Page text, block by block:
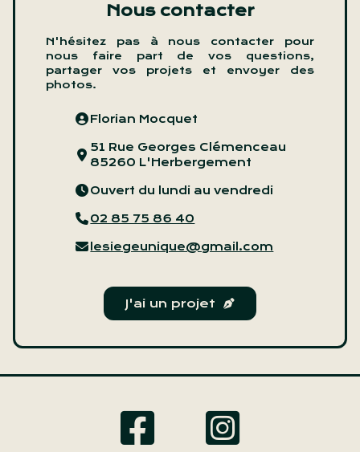
Nous contacter
N'hésitez pas à nous contacter pour
nous faire part de vos questions,
partager vos projets et envoyer des
photos.
Florian Mocquet
51 Rue Georges Clémenceau
85260 L'Herbergement
Ouvert du lundi au vendredi
02 85 75 86 40
lesiegeunique@gmail.com
J'ai un projet